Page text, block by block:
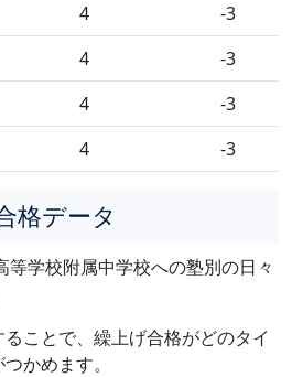
4
-3
4
-3
4
-3
4 -3
格データ
学校附属中学校への塾別の日々
ことで、繰上げ合格がどのタイ
かめます。